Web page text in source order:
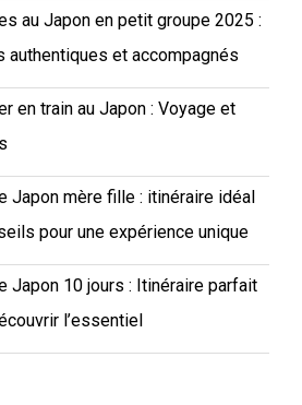
au Japon en petit groupe 2025 :
authentiques et accompagnés
en train au Japon : Voyage et
Japon mère fille : itinéraire idéal
pour une expérience unique
Japon 10 jours : Itinéraire parfait
l’essentiel